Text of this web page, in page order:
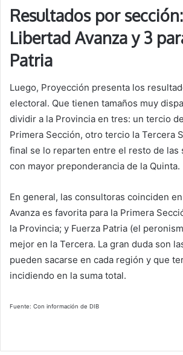
Resultados por
Libertad Avanza y 3
Patria
Luego, Proyección presenta los
electoral. Que tienen tamaños muy
dividir a la Provincia en tres: un tercio
Primera Sección, otro tercio la Tercera
final se lo reparten entre el resto de las
con mayor preponderancia de la Quinta.
En general, las consultoras coinciden
Avanza es favorita para la Primera
la Provincia; y Fuerza Patria (el
mejor en la Tercera. La gran duda son
pueden sacarse en cada región y que
incidiendo en la suma total.
Fuente: Con información de DIB